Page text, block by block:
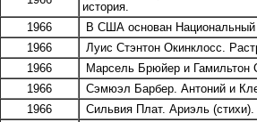
история.
1966
В США основан
1966
Луис Стэнтон Окинклосс.
1966
Марсель Брюйер и Гамильтон
1966
Сэмюэл Барбер. Антоний и
1966
Сильвия Плат. Ариэль (стихи).